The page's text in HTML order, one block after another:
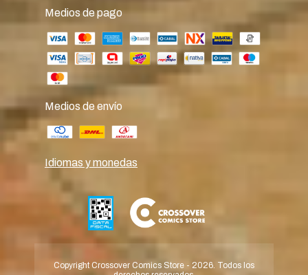
Medios de pago
Medios de envío
Idiomas y monedas
Copyright Crossover Comics Store - 2026. Todos los